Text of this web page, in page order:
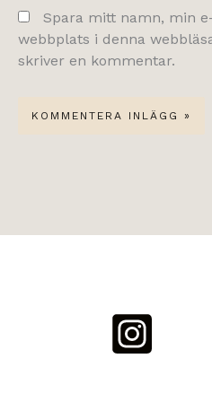
Spara mitt namn, min
webbplats i denna
skriver en kommentar.